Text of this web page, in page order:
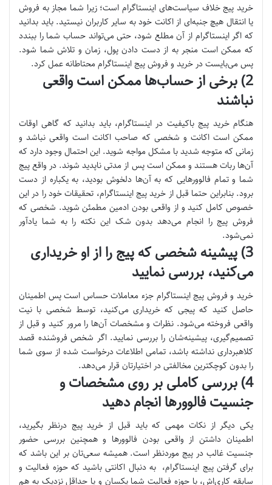
خرید پیج خلاف سیاست‌های اینستاگرام است؛ زیرا شما مجاز به فروش
یا انتقال هیچ جنبه‌ای از اکانت خود به سایر کاربران نیستید. باید بدانید
که اگر اینستاگرام از آن مطلع شود، حتی می‌تواند حساب شما را ببندد
که ممکن است منجر به از دست دادن پول، زمان و تلاش شما شود.
پس می‌بایست در خرید و فروش پیج اینستاگرام محتاطانه عمل کرد.
2) برخی از حساب‌ها ممکن است واقعی
نباشند
هنگام خرید پیج باکیفیت در اینستاگرام، باید بدانید که گاهی اوقات
ممکن است اکانت و شخصی که صاحب اکانت است واقعی نباشد و
زمانی که متوجه شدید با مشکل مواجه شوید. این احتمال وجود دارد که
آن‌ها ربات هستند و ممکن است پس از مدتی ناپدید شوند. در واقع پیج
شما و تمام فالوورهایی که به آن‌ها دلخوش بودید، به یکباره از دست
برود. بنابراین حتما قبل از خرید پیج اینستاگرام، تحقیقات خود را در این
خصوص کامل کنید و از واقعی بودن ادمین مطمئن شوید. شخصی که
فروش پیج را انجام می‌دهد بدون شک این نکته را به شما یادآور
نمی‌شود.
3) پیشینه شخصی که پیج را از او خریداری
می‌کنید، بررسی نمایید
خرید و فروش پیج اینستاگرام جزء معاملات حساس است پس اطمینان
حاصل کنید که پیجی که خریداری می‌کنید، توسط شخصی با نیت
واقعی فروخته می‌شود. نظرات و مشخصات آن‌ها را مرور کنید و قبل از
تصمیم‌گیری، پیشینه‌شان را بررسی نمایید. اگر شخص فروشنده قصد
کلاهبرداری نداشته باشد، تمامی اطلاعات درخواست شده از سوی شما
را بدون کوچکترین مخالفتی در اختیارتان قرار می‌دهد.
4) بررسی کاملی بر روی مشخصات و
جنسیت فالوورها انجام دهید
یکی دیگر از نکات مهمی که باید قبل از خرید پیج درنظر بگیرید،
اطمینان داشتن از واقعی بودن فالوورها و همچنین بررسی حضور
جنسیت غالب در پیج موردنظر است. همیشه سعی‌تان بر این باشد که
برای گرفتن پیج اینستاگرام، به دنبال اکانتی باشید که حوزه فعالیت و
سابقه کاری‌اش، با حوزه فعالیت شما یکسان و یا حداقل نزدیک به هم